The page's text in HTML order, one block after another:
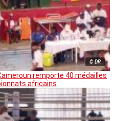
© DR
remporte 40 médailles
africains